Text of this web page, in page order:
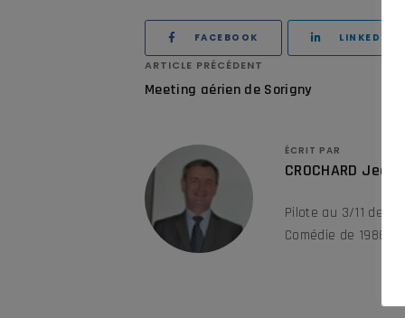
FACEBOOK LINKEDIN
ARTICLE PRÉCÉDENT
Meeting aérien de Sorigny
ÉCRIT PAR
CROCHARD
Pilote au 3/11 de
Comédie de 1988 à